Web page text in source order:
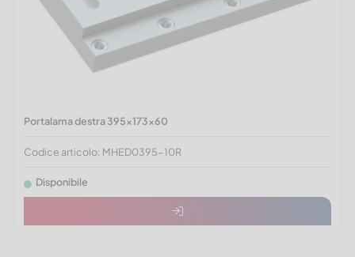
Portalama destra 395x173x60
Codice articolo: MHED0395-10R
Disponibile